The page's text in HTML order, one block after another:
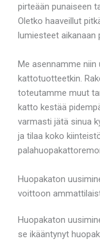
pirteään punaiseen
Oletko haaveillut
lumiesteet aikanaan
Me asennamme
kattotuotteetkin.
toteutamme muut
katto kestää
varmasti jätä sinua
ja tilaa koko
Huopakaton
voittoon
Huopakaton
se ikääntynyt